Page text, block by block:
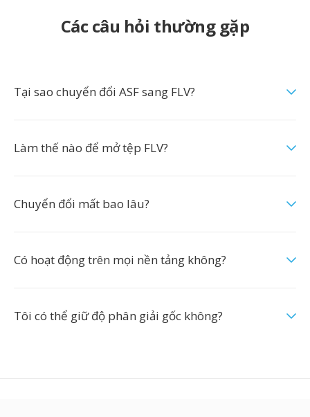
Các câu hỏi thường gặp
Tại sao chuyển đổi ASF sang FLV?
Làm thế nào để mở tệp FLV?
Chuyển đổi mất bao lâu?
Có hoạt động trên mọi nền tảng không?
Tôi có thể giữ độ phân giải gốc không?